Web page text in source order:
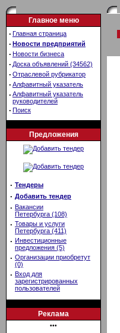
Главное меню
· Главная страница
· Новости предприятий
· Новости бизнеса
· Доска объявлений (34562)
· Отраслевой рубрикатор
· Алфавитный указатель
· Алфавитный указатель
руководителей
· Поиск
Предложения
· Тендеры
· Добавить тендер
· Вакансии
Петербурга (108)
· Товары и услуги
Петербурга (411)
· Инвестиционные
предложения (5)
· Организации приобретут
(0)
· Вход для
зарегистрированных
пользователей
Реклама
•••